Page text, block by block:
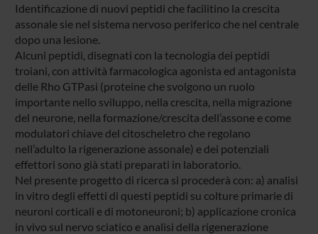
Identificazione di nuovi peptidi che facilitino la crescita
assonale sie nel sistema nervoso periferico che nel centrale
dopo una lesione.
Alcuni peptidi, disegnati con la tecnologia dei peptidi
troiani, con attività farmacologica agonista ed antagonista
delle Rho GTPasi (proteine che svolgono un ruolo
importante nello sviluppo, nella crescita, nella migrazione
del neurone, nella formazione/crescita dell’assone e come
modulatori chiave del citoscheletro che regolano
nell’adulto la rigenerazione assonale) e dei potenziali
effettori sono già stati preparati in laboratorio.
Nel presente progetto di ricerca si procederà con: a) analisi
in vitro degli effetti di questi peptidi su colture primarie di
neuroni corticali e di motoneuroni; b) applicazione cronica
in vivo sul nervo sciatico e analisi della rigenerazione